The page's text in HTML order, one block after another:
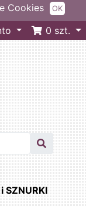
Cookies
OK
0 szt.
SZNURKI